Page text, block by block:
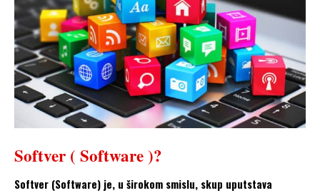
Softver ( Software )?
Softver (Software) je, u širokom smislu, skup uputstava